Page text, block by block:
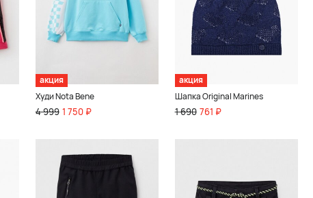
акция
Худи Nota Bene
4 999 1 750 ₽
акция
Шапка Original Marines
1 690 761 ₽